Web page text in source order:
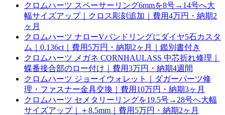
クロムハーツ スペーサーリング6mmを8号→14号へ大
幅サイズアップ｜クロス彫刻追加｜費用4万円・納期2
ヶ月
クロムハーツ ナローVバンドリングにダイヤ5石カスタ
ム｜0.136ct｜費用5万円・納期2ヶ月｜鑑別書付き
クロムハーツ メガネ CORNHAULASS 中芯折れ修理｜
蝶番接合部のロー付け｜費用3万円・納期4週間
クロムハーツ ジョーイウォレット｜ダガーパーツ修
理・ファスナー金具交換｜費用10万円・納期3ヶ月
クロムハーツ セメタリーリングを19.5号→28号へ大幅
サイズアップ｜＋8.5mm｜費用5万円・納期2ヶ月